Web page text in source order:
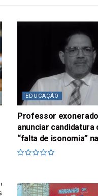
EDUCAÇÃO
Professor
anunciar candidatura
“falta de isonomia”